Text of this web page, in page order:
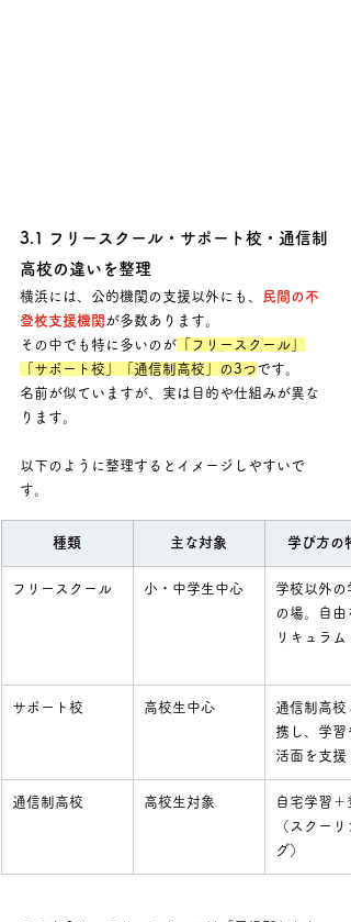
3.1 フリースクール・サポート校・通信制
高校の違いを整理
横浜には、公的機関の支援以外にも
民間の不
登校支援機関 が多数あります。
その中でも特に多いのが 「フリースクール」
「サポート校」「通信制高校」の3つ です。
名前が似ていますが、実は目的や仕組みが異な
ります。
以下のように整理するとイメージしやすいで
す。
種類 主な対象 学び方の
フリースクール 小・中学生中心
学校以外の
の場。自由
リキュラム
サポート校 高校生中心
通信制高校
携し、学習
活面を支援
通信制高校 高校生対象
自宅学習＋
（スクーリ
グ）